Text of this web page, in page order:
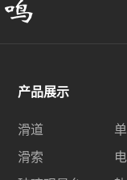
产品展示
滑道
滑索